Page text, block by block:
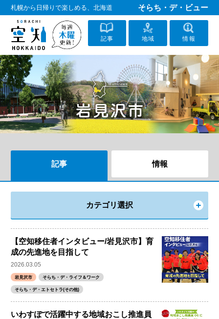
札幌から日帰りで楽しめる、北海道 そらち・デ・ビュー
記事 地域 情報
記事 情報
カテゴリ選択
【空知移住者インタビュー/岩見沢市】育
成の先進地を目指して
2026.03.05
岩見沢市 そらち・デ・ライフ＆ワーク
そらち・デ・エトセトラ(その他)
いわすぽで活躍中する地域おこし推進員